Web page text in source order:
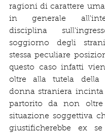
ragioni di carattere
in generale
disciplina
soggiorno degli
stessa peculiare
questo caso infatti
oltre alla tutela della
donna straniera
partorito da non
situazione soggettiva
giustificherebbe ex